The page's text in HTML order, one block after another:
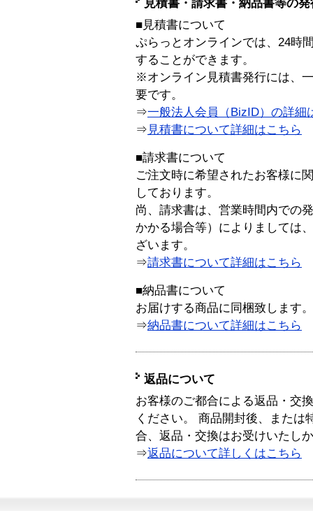
見積書・請求書・納品書等の
■見積書について
ぷらっとオンラインでは、24時
することができます。
※オンライン見積書発行には、
要です。
⇒一般法人会員（BizID）の詳細
⇒ 見積書について詳細はこちら
■請求書について
ご注文時に希望されたお客様に
しております。
尚、請求書は、営業時間内での
かかる場合等）によりましては
ざいます。
⇒請求書について詳細はこちら
■納品書について
お届けする商品に同梱致します。
⇒納品書について詳細はこちら
返品について
お客様のご都合による返品・交
ください。 商品開封後、または
合、返品・交換はお受けいたし
⇒返品について詳しくはこちら